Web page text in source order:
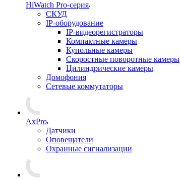
HiWatch Pro-серия
CКУД
IP-оборудование
IP-видеорегистраторы
Компактные камеры
Купольные камеры
Скоростные поворотные камеры
Цилиндрические камеры
Домофония
Сетевые коммутаторы
AxPro
Датчики
Оповещатели
Охранные сигнализации